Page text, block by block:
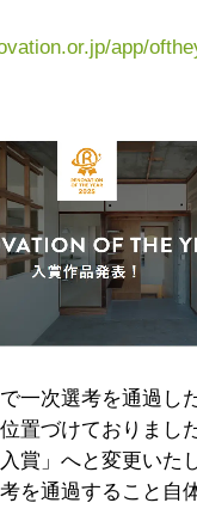
app/
一次選考を通過し
置づけておりまし
賞」へと変更いた
を通過すること自